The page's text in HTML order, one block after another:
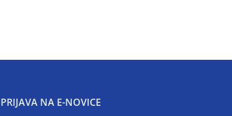
PRIJAVA NA E-NOVICE